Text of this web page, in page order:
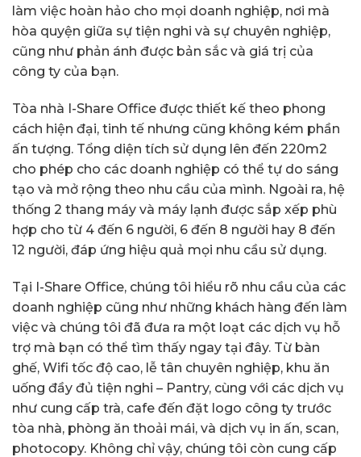
làm việc hoàn hảo cho mọi doanh nghiệp, nơi mà
hòa quyện giữa sự tiện nghi và sự chuyên nghiệp,
cũng như phản ánh được bản sắc và giá trị của
công ty của bạn.
Tòa nhà I-Share Office được thiết kế theo phong
cách hiện đại, tinh tế nhưng cũng không kém phần
ấn tượng. Tổng diện tích sử dụng lên đến 220m2
cho phép cho các doanh nghiệp có thể tự do sáng
tạo và mở rộng theo nhu cầu của mình. Ngoài ra, hệ
thống 2 thang máy và máy lạnh được sắp xếp phù
hợp cho từ 4 đến 6 người, 6 đến 8 người hay 8 đến
12 người, đáp ứng hiệu quả mọi nhu cầu sử dụng.
Tại I-Share Office, chúng tôi hiểu rõ nhu cầu của các
doanh nghiệp cũng như những khách hàng đến làm
việc và chúng tôi đã đưa ra một loạt các dịch vụ hỗ
trợ mà bạn có thể tìm thấy ngay tại đây. Từ bàn
ghế, Wifi tốc độ cao, lễ tân chuyên nghiệp, khu ăn
uống đầy đủ tiện nghi – Pantry, cùng với các dịch vụ
như cung cấp trà, cafe đến đặt logo công ty trước
tòa nhà, phòng ăn thoải mái, và dịch vụ in ấn, scan,
photocopy. Không chỉ vậy, chúng tôi còn cung cấp